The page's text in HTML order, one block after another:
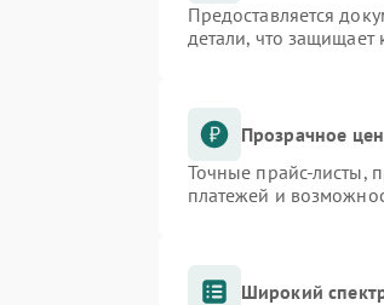
Предоставляется
детали, что защищает
Прозрачное
Точные прайс-листы,
платежей и
Широкий